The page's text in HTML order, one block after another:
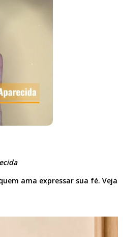
ama expressar sua fé. Veja